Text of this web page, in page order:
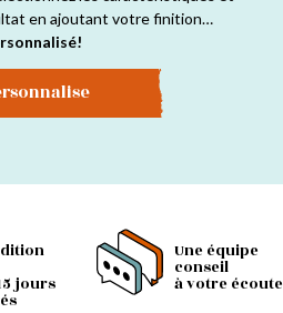
en ajoutant votre finition…
jours
Une équipe
conseil
à votre écoute